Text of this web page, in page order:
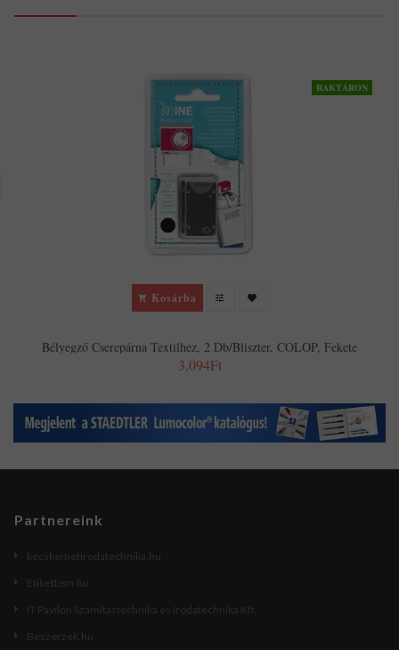
RAKTÁRON
Kosárba
Bélyegző Cserepárna Textilhez, 2 Db/bliszter, COLOP, Fekete
3,094Ft
Partnereink
kecskemetirodatechnika.hu
Etikettem.hu
IT Pavilon Számítástechnika és Irodatechnika Kft.
Beszerzek.hu